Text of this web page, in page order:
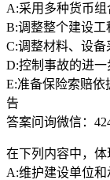
A:采用多种货币
B:调整整个建设工
C:调整材料、设备
D:控制事故的进
E:准备保险索赔
告
答案问询微信：
在下列内容中，体
A:维护建设单位